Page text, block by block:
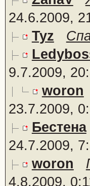
24.6.2009,
Tyz
9.7.2009,
woron
23.7.2009,
Бестена
24.7.2009,
woron
4.8.2009,